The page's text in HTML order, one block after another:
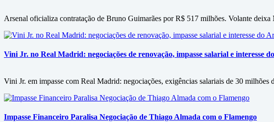
Arsenal oficializa contratação de Bruno Guimarães por R$ 517 milhões. Volante deixa
Vini Jr. no Real Madrid: negociações de renovação, impasse salarial e interesse
Vini Jr. em impasse com Real Madrid: negociações, exigências salariais de 30 milhões
Impasse Financeiro Paralisa Negociação de Thiago Almada com o Flamengo